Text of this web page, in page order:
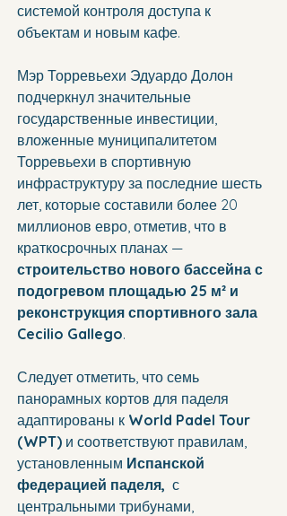
системой контроля доступа к
объектам и новым кафе.
Мэр Торревьехи Эдуардо Долон
подчеркнул значительные
государственные инвестиции,
вложенные муниципалитетом
Торревьехи в спортивную
инфраструктуру за последние шесть
лет, которые составили более 20
миллионов евро, отметив, что в
краткосрочных планах —
строительство нового бассейна с
подогревом площадью 25 м² и
реконструкция спортивного зала
Cecilio Gallego.
Следует отметить, что семь
панорамных кортов для паделя
адаптированы к World Padel Tour
(WPT) и соответствуют правилам,
установленным Испанской
федерацией паделя, с
центральными трибунами,